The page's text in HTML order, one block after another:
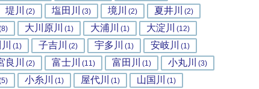
堤川 (2) 塩田川 (3) 境川 (2) 夏井川 (2)
大川原川 (1) 大浦川 (1) 大淀川 (12)
(1) 子吉川 (2) 宇多川 (1) 安岐川 (1)
良川 (2) 富士川 (11) 富田川 (1) 小丸川 (3)
小糸川 (1) 屋代川 (1) 山国川 (1)